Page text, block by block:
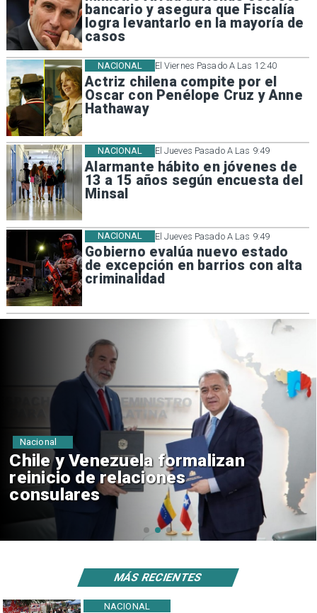
bancario y asegura que Fiscalía
logra levantarlo en la mayoría de
casos
El Viernes Pasado A Las 12:40
Actriz chilena compite por el
Oscar con Penélope Cruz y Anne
Hathaway
NACIONAL
El Jueves Pasado A Las 9:49
Alarmante hábito en jóvenes de
13 a 15 años según encuesta del
Minsal
NACIONAL
El Jueves Pasado A Las 9:49
Gobierno evalúa nuevo estado
de excepción en barrios con alta
criminalidad
NACIONAL
Feriantes rechazan dichos de
Camila Flores sobre Fabiola
Campillai
Nacional
NACIONAL
MÁS RECIENTES